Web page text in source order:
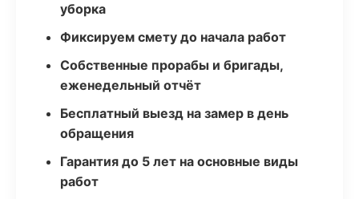
уборка
Фиксируем смету до начала работ
Собственные прорабы и бригады,
еженедельный отчёт
Бесплатный выезд на замер в день
обращения
Гарантия до 5 лет на основные виды
работ